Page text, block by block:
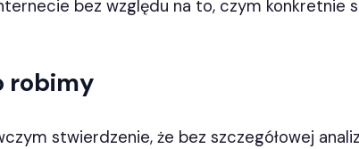
bez względu na to, czym konkretnie
robimy
stwierdzenie, że bez szczegółowej